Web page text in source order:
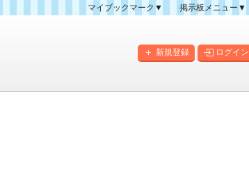
マイブックマーク▼
掲示板メニュー▼
掲示板マップ
新規登録 ログイン